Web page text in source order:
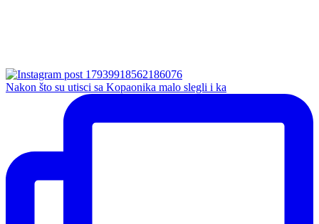
Nakon što su utisci sa Kopaonika malo slegli i ka